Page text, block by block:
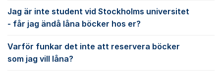
Jag är inte student vid Stockholms universitet
- får jag ändå låna böcker hos er?
Varför funkar det inte att reservera böcker
som jag vill låna?